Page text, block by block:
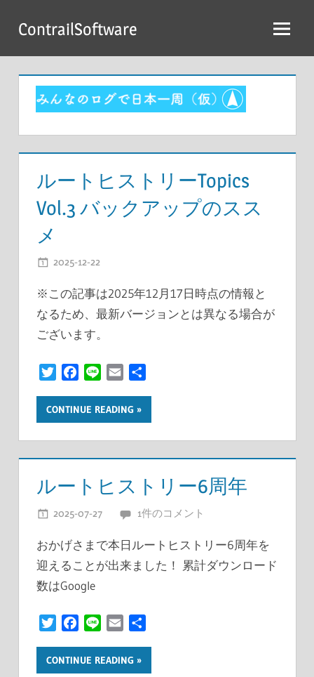
ContrailSoftware
ルートヒストリーTopics
Vol.3 バックアップのスス
メ
2025-12-22
※この記事は2025年12月17日時点の情報と
なるため、最新バージョンとは異なる場合が
ございます。
TwitterFacebook
Line Email
CONTINUE READING
ルートヒストリー6周年
2025-07-27 開発者
1件のコメント
おかげさまで本日ルートヒストリー6周年を
迎えることが出来ました！ 累計ダウンロード
数はGoogle
TwitterFacebook
Line Email
CONTINUE READING